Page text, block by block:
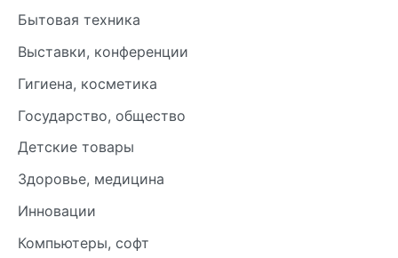
Бытовая техника
Выставки, конференции
Гигиена, косметика
Государство, общество
Детские товары
Здоровье, медицина
Инновации
Компьютеры, софт